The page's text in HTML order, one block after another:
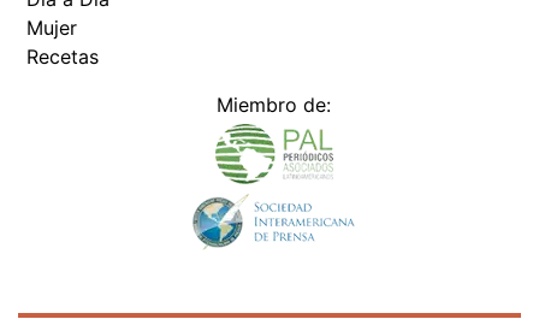
Mujer
Recetas
Miembro de: